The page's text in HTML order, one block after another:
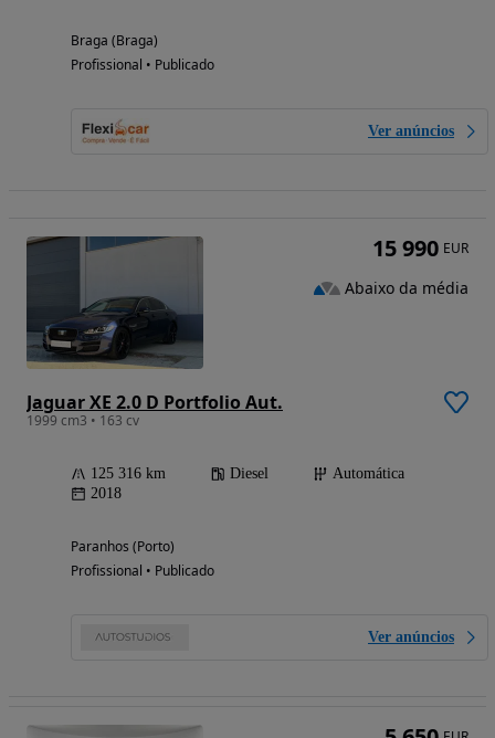
Braga (Braga)
Profissional • Publicado
Ver anúncios
Jaguar XE 2.0 D Portfolio Aut.
1999 cm3 • 163 cv
125 316 km Diesel
Automática
2018
Paranhos (Porto)
Profissional • Publicado
Ver anúncios
15 990 EUR
Abaixo da média